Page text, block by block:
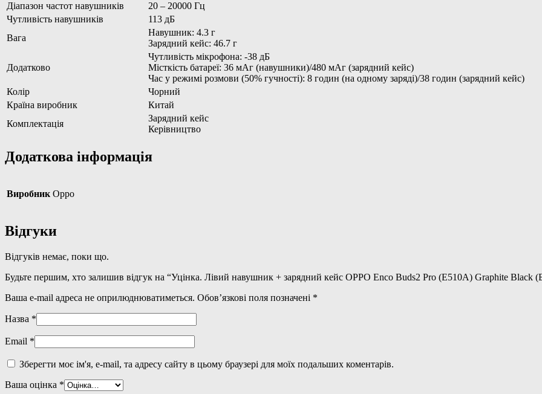
Діапазон частот навушників
20 – 20000 Гц
Чутливість навушників
113 дБ
Вага
Навушник: 4.3 г
Зарядний кейс: 46.7 г
Додатково
Чутливість мікрофона: -38 дБ
Місткість батареї: 36 мАг (навушники)/480 мАг (зарядний кейс)
Час у режимі розмови (50% гучності): 8 годин (на одному заряді)/38 годин (зарядний кейс)
Колір
Чорний
Країна виробник
Китай
Комплектація
Зарядний кейс
Керівництво
Додаткова інформація
Виробник Oppo
Відгуки
Відгуків немає, поки що.
Будьте першим, хто залишив відгук на “Уцінка. Лівий навушник + зарядний кейс OPPO Enco Buds2 Pro (E510A) Graphite Black
Ваша e-mail адреса не оприлюднюватиметься. Обов’язкові поля позначені *
Назва *
Email *
Зберегти моє ім'я, e-mail, та адресу сайту в цьому браузері для моїх подальших коментарів.
Ваша оцінка *